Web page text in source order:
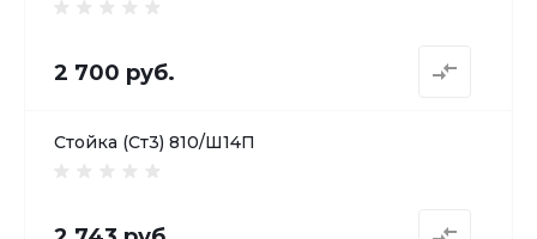
2 700 руб.
Стойка (Ст3) 810/Ш14П